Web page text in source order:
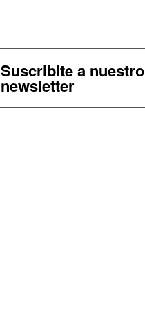
Suscribite a nuestro
newsletter